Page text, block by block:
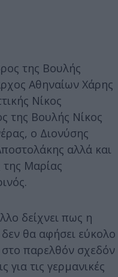
της Βουλής
Αθηναίων Χάρης
Νίκος
της Βουλής Νίκος
ο Διονύσης
αλλά και
Μαρίας
δείχνει πως η
θα αφήσει εύκολο
παρελθόν σχεδόν
για τις γερμανικές